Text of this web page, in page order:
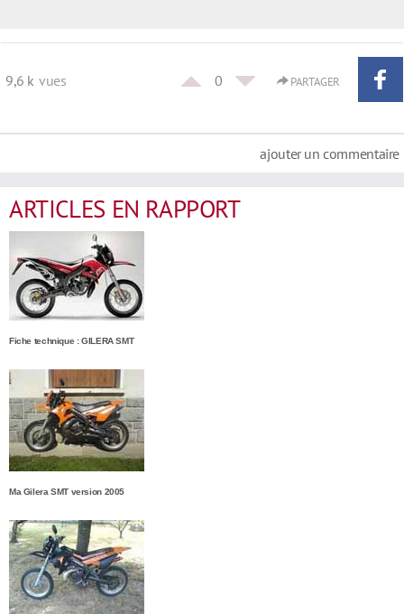
9,6 k vues 0 PARTAGER
ajouter un commentaire
ARTICLES EN RAPPORT
Fiche technique : GILERA SMT
Ma Gilera SMT version 2005